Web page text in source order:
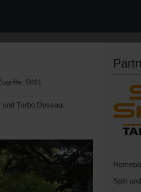
5891
Turbo Dessau.
Spin